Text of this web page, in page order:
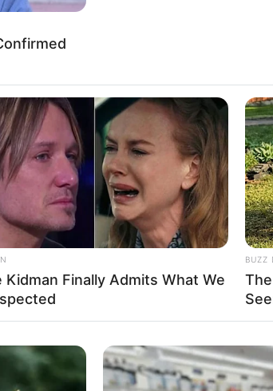
Kidman Finally Admits What We
BUZZ